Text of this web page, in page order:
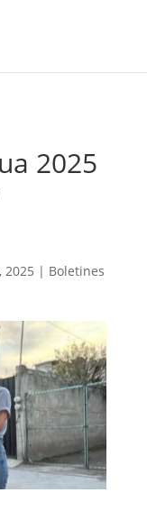
2025
2025 | Boletines